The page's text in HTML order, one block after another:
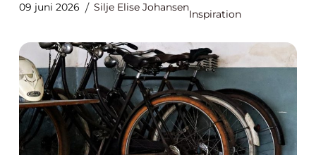
09 juni 2026 Silje Elise Johansen
Inspiration